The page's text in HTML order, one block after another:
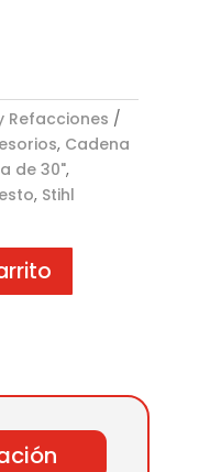
Refacciones
, Cadena
de 30",
, Stihl